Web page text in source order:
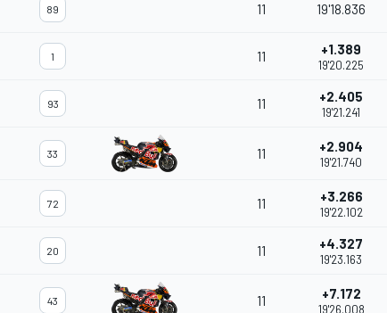
89 11 19'18.836
1 11 +1.389
19'20.225
93 11 +2.405
19'21.241
33 11 +2.904
19'21.740
72 11 +3.266
19'22.102
20 11 +4.327
19'23.163
43 11 +7.172
19'26.008